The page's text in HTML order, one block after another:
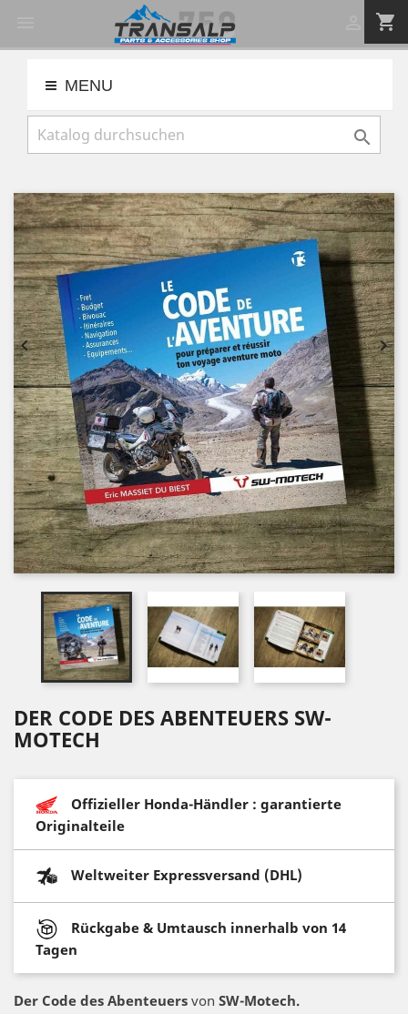
shopping_cart
MENU

 
DER CODE DES ABENTEUERS SW-
MOTECH
Offizieller Honda-Händler : garantierte
Originalteile
Weltweiter Expressversand (DHL)
Rückgabe & Umtausch innerhalb von 14
Tagen
Der Code des Abenteuers von SW-Motech.